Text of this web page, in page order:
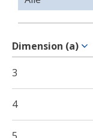
Dimension (a)
3
4